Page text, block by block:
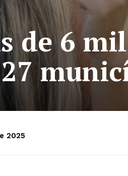
de 6
2025